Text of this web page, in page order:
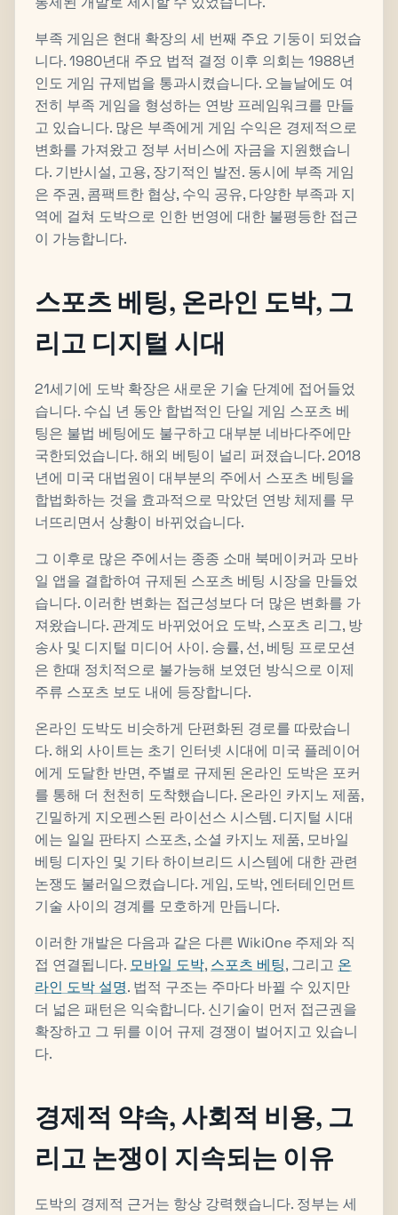
부족 게임은 현대 확장의 세 번째 주요 기둥이 되었습
니다. 1980년대 주요 법적 결정 이후 의회는 1988년
인도 게임 규제법을 통과시켰습니다. 오늘날에도 여
전히 부족 게임을 형성하는 연방 프레임워크를 만들
고 있습니다. 많은 부족에게 게임 수익은 경제적으로
변화를 가져왔고 정부 서비스에 자금을 지원했습니
다. 기반시설, 고용, 장기적인 발전. 동시에 부족 게임
은 주권, 콤팩트한 협상, 수익 공유, 다양한 부족과 지
역에 걸쳐 도박으로 인한 번영에 대한 불평등한 접근
이 가능합니다.
스포츠 베팅, 온라인 도박, 그
리고 디지털 시대
21세기에 도박 확장은 새로운 기술 단계에 접어들었
습니다. 수십 년 동안 합법적인 단일 게임 스포츠 베
팅은 불법 베팅에도 불구하고 대부분 네바다주에만
국한되었습니다. 해외 베팅이 널리 퍼졌습니다. 2018
년에 미국 대법원이 대부분의 주에서 스포츠 베팅을
합법화하는 것을 효과적으로 막았던 연방 체제를 무
너뜨리면서 상황이 바뀌었습니다.
그 이후로 많은 주에서는 종종 소매 북메이커과 모바
일 앱을 결합하여 규제된 스포츠 베팅 시장을 만들었
습니다. 이러한 변화는 접근성보다 더 많은 변화를 가
져왔습니다. 관계도 바뀌었어요 도박, 스포츠 리그, 방
송사 및 디지털 미디어 사이. 승률, 선, 베팅 프로모션
은 한때 정치적으로 불가능해 보였던 방식으로 이제
주류 스포츠 보도 내에 등장합니다.
온라인 도박도 비슷하게 단편화된 경로를 따랐습니
다. 해외 사이트는 초기 인터넷 시대에 미국 플레이어
에게 도달한 반면, 주별로 규제된 온라인 도박은 포커
를 통해 더 천천히 도착했습니다. 온라인 카지노 제품,
긴밀하게 지오펜스된 라이선스 시스템. 디지털 시대
에는 일일 판타지 스포츠, 소셜 카지노 제품, 모바일
베팅 디자인 및 기타 하이브리드 시스템에 대한 관련
논쟁도 불러일으켰습니다. 게임, 도박, 엔터테인먼트
기술 사이의 경계를 모호하게 만듭니다.
이러한 개발은 다음과 같은 다른 WikiOne 주제와 직
접 연결됩니다. 모바일 도박, 스포츠 베팅, 그리고 온
라인 도박 설명. 법적 구조는 주마다 바뀔 수 있지만
더 넓은 패턴은 익숙합니다. 신기술이 먼저 접근권을
확장하고 그 뒤를 이어 규제 경쟁이 벌어지고 있습니
다.
경제적 약속, 사회적 비용, 그
리고 논쟁이 지속되는 이유
도박의 경제적 근거는 항상 강력했습니다. 정부는 세